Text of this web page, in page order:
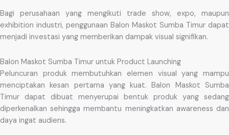
Bagi perusahaan yang mengikuti trade show, expo, maupun
exhibition industri, penggunaan Balon Maskot Sumba Timur dapat
menjadi investasi yang memberikan dampak visual signifikan.
Balon Maskot Sumba Timur untuk Product Launching
Peluncuran produk membutuhkan elemen visual yang mampu
menciptakan kesan pertama yang kuat. Balon Maskot Sumba
Timur dapat dibuat menyerupai bentuk produk yang sedang
diperkenalkan sehingga membantu meningkatkan awareness dan
daya ingat audiens.